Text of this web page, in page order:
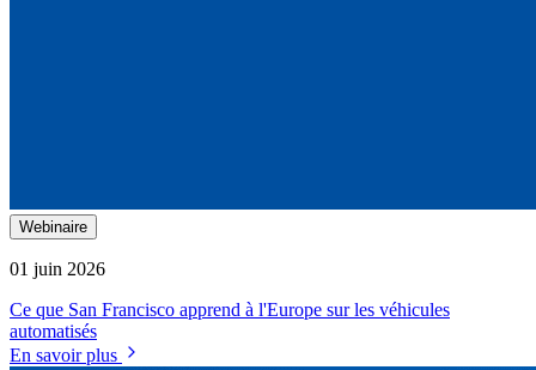
Webinaire
01 juin 2026
Ce que San Francisco apprend à l'Europe sur les véhicules
automatisés
En savoir plus